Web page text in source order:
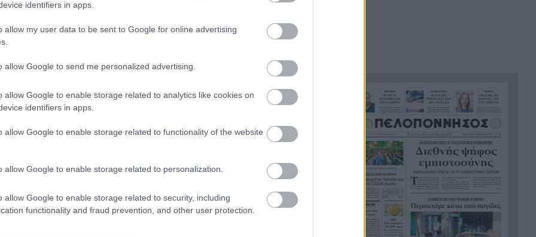
identifiers in apps.
allow my user data to be sent to Google for online advertising
allow Google to send me personalized advertising.
allow Google to enable storage related to analytics like cookies on
identifiers in apps.
allow Google to enable storage related to functionality of the website
allow Google to enable storage related to personalization.
allow Google to enable storage related to security, including
functionality and fraud prevention, and other user protection.
6 αποκαλύπτεται και το
το δείχνει πρώτο
Το «Πλήρωμα 94» στο Καρναβάλι
ΦΩΤΟ
παρεμβάσεις στην
Κανελλοπούλου για να
αντιμετωπιστούν τα
προβλήματα οδικής
ασφάλειας
14:34 Νέο πρόστιμο-ρεκόρ στη Meta:
567 εκατ. δολάρια για την
ασφάλεια των παιδιών στα
social media
ΔΕΥΑΠ: Διακοπή υδροδότησης